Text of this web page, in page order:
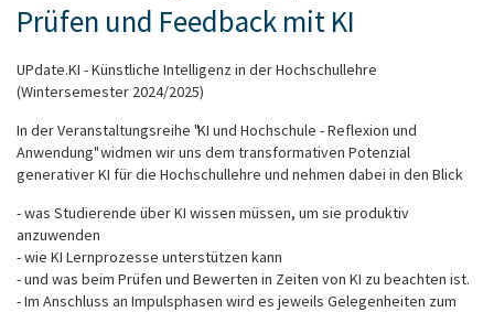
Prüfen und Feedback mit KI
UPdate.KI - Künstliche Intelligenz in der Hochschullehre
(Wintersemester 2024/2025)
In der Veranstaltungsreihe "KI und Hochschule - Reflexion und
Anwendung" widmen wir uns dem transformativen Potenzial
generativer KI für die Hochschullehre und nehmen dabei in den Blick
- was Studierende über KI wissen müssen, um sie produktiv
anzuwenden
- wie KI Lernprozesse unterstützen kann
- und was beim Prüfen und Bewerten in Zeiten von KI zu beachten ist.
- Im Anschluss an Impulsphasen wird es jeweils Gelegenheiten zum